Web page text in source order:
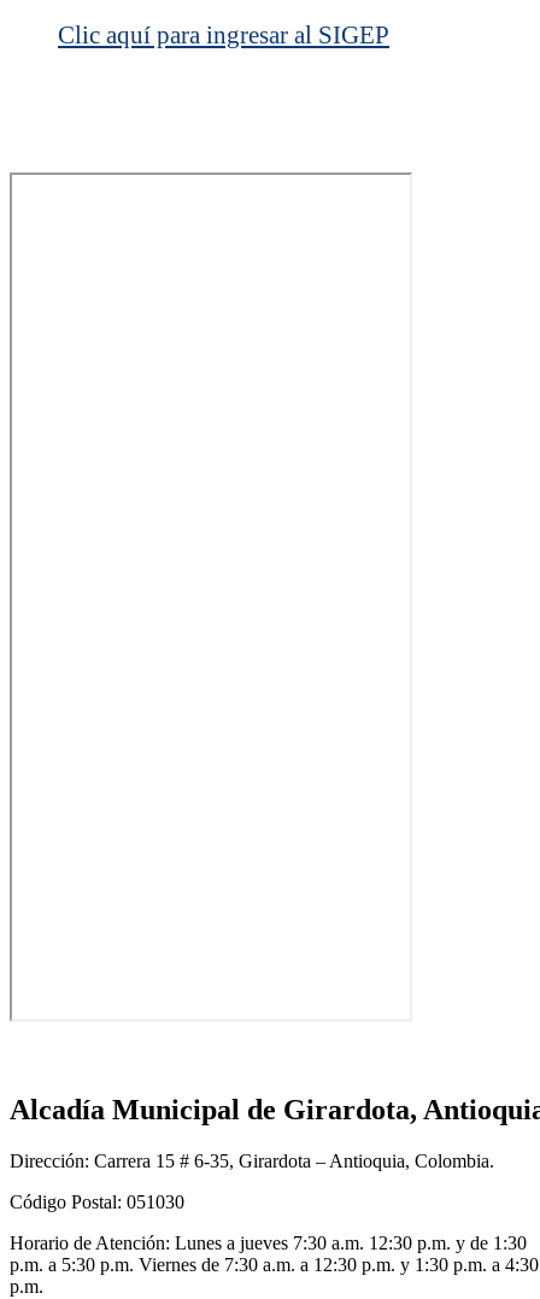
Clic aquí para ingresar al SIGEP
Alcadía Municipal de Girardota,
Dirección: Carrera 15 # 6-35, Girardota – Antioquia, Colombia.
Código Postal: 051030
Horario de Atención: Lunes a jueves 7:30 a.m. 12:30 p.m. y de 1:30
p.m. a 5:30 p.m. Viernes de 7:30 a.m. a 12:30 p.m. y 1:30 p.m. a 4:30
p.m.